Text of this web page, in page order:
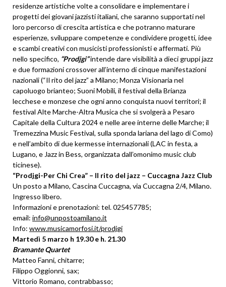
residenze artistiche volte a consolidare e implementare i
progetti dei giovani jazzisti italiani, che saranno supportati nel
loro percorso di crescita artistica e che potranno maturare
esperienze, sviluppare competenze e condividere progetti, idee
e scambi creativi con musicisti professionisti e affermati. Più
nello specifico, “Prodjgi”intende dare visibilità a dieci gruppi jazz
e due formazioni crossover all’interno di cinque manifestazioni
nazionali (“Il rito del jazz” a Milano; Monza Visionaria nel
capoluogo brianteo; Suoni Mobili, il festival della Brianza
lecchese e monzese che ogni anno conquista nuovi territori; il
festival Alte Marche-Altra Musica che si svolgerà a Pesaro
Capitale della Cultura 2024 e nelle aree interne delle Marche; il
Tremezzina Music Festival, sulla sponda lariana del lago di Como)
e nell’ambito di due kermesse internazionali (LAC in festa, a
Lugano, e Jazz in Bess, organizzata dall’omonimo music club
ticinese).
“Prodjgi-Per Chi Crea” – Il rito del jazz – Cuccagna Jazz Club
Un posto a Milano, Cascina Cuccagna, via Cuccagna 2/4, Milano.
Ingresso libero.
Informazioni e prenotazioni: tel. 025457785;
email: info@unpostoamilano.it
Info: www.musicamorfosi.it/prodjgi
Martedì 5 marzo h 19.30 e h. 21.30
Bramante Quartet
Matteo Fanni, chitarre;
Filippo Oggionni, sax;
Vittorio Romano, contrabbasso;